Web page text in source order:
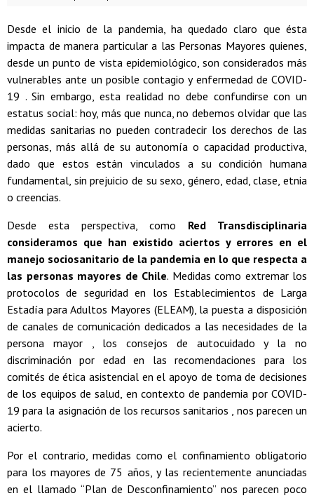
Desde el inicio de la pandemia, ha quedado claro que ésta
impacta de manera particular a las Personas Mayores quienes,
desde un punto de vista epidemiológico, son considerados más
vulnerables ante un posible contagio y enfermedad de COVID-
19 . Sin embargo, esta realidad no debe confundirse con un
estatus social: hoy, más que nunca, no debemos olvidar que las
medidas sanitarias no pueden contradecir los derechos de las
personas, más allá de su autonomía o capacidad productiva,
dado que estos están vinculados a su condición humana
fundamental, sin prejuicio de su sexo, género, edad, clase, etnia
o creencias.
Desde esta perspectiva, como Red Transdisciplinaria
consideramos que han existido aciertos y errores en el
manejo sociosanitario de la pandemia en lo que respecta a
las personas mayores de Chile. Medidas como extremar los
protocolos de seguridad en los Establecimientos de Larga
Estadía para Adultos Mayores (ELEAM), la puesta a disposición
de canales de comunicación dedicados a las necesidades de la
persona mayor , los consejos de autocuidado y la no
discriminación por edad en las recomendaciones para los
comités de ética asistencial en el apoyo de toma de decisiones
de los equipos de salud, en contexto de pandemia por COVID-
19 para la asignación de los recursos sanitarios , nos parecen un
acierto.
Por el contrario, medidas como el confinamiento obligatorio
para los mayores de 75 años, y las recientemente anunciadas
en el llamado “Plan de Desconfinamiento” nos parecen poco